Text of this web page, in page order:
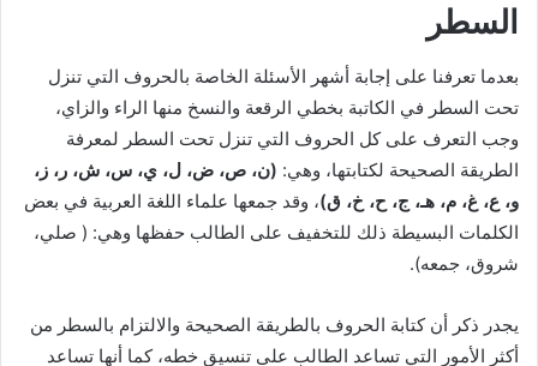
السطر
بعدما تعرفنا على إجابة أشهر الأسئلة الخاصة بالحروف التي تنزل
تحت السطر في الكاتبة بخطي الرقعة والنسخ منها الراء والزاي،
وجب التعرف على كل الحروف التي تنزل تحت السطر لمعرفة
الطريقة الصحيحة لكتابتها، وهي: (ن، ص، ض، ل، ي، س، ش، ر، ز،
و، ع، غ، م، هـ، ج، ح، خ، ق)، وقد جمعها علماء اللغة العربية في بعض
الكلمات البسيطة ذلك للتخفيف على الطالب حفظها وهي: ( صلي،
شروق، جمعه).
يجدر ذكر أن كتابة الحروف بالطريقة الصحيحة والالتزام بالسطر من
أكثر الأمور التي تساعد الطالب على تنسيق خطه، كما أنها تساعد